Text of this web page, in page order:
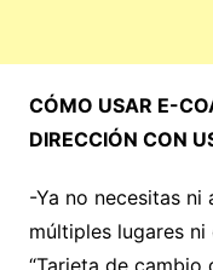
CÓMO USAR E-
DIRECCIÓN CON
-Ya no necesitas
múltiples lugares ni